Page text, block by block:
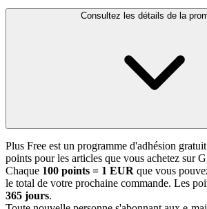
Consultez les détails de la
Plus Free est un programme d'adhésion
points pour les articles que vous achetez sur
Chaque 100 points = 1 EUR que vous
le total de votre prochaine commande. Les
365 jours.